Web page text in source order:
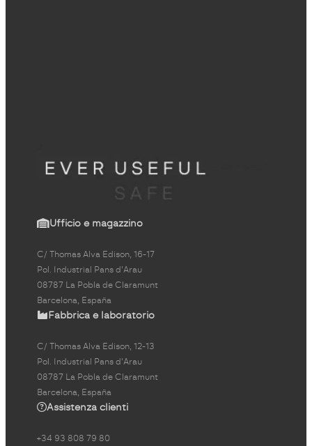
Ufficio e magazzino
C/ Thomas Alva Edison, 16-17
Pol. Industrial Pans d'Arau
08787 La Pobla de Claramunt
Barcelona, España
Fabbrica e laboratorio
C/ Thomas Alva Edison, 12-13
Pol. Industrial Pans d'Arau
08787 La Pobla de Claramunt
Barcelona, España
Assistenza clienti
+34 93 808 79 80